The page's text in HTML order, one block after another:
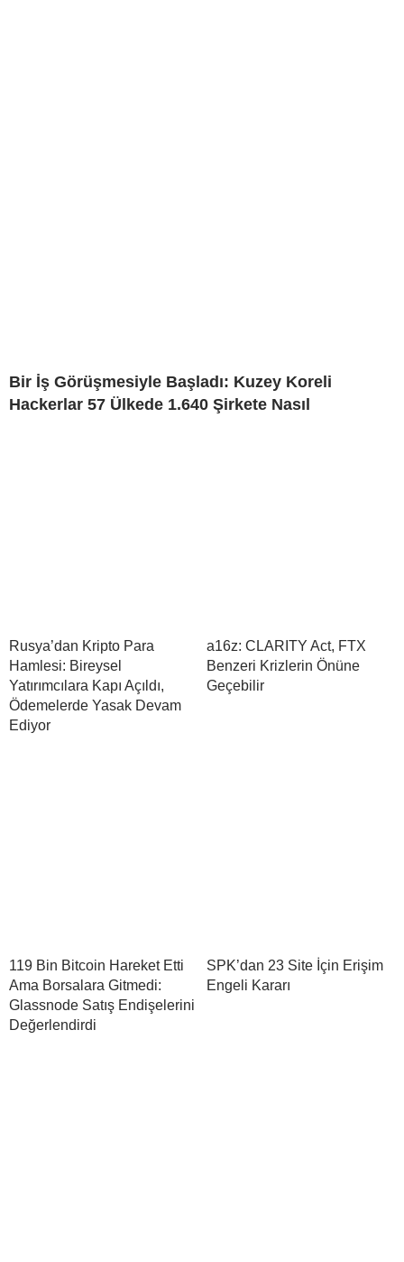
Bir İş Görüşmesiyle Başladı: Kuzey Koreli
Hackerlar 57 Ülkede 1.640 Şirkete Nasıl
Rusya’dan Kripto Para
Hamlesi: Bireysel
Yatırımcılara Kapı Açıldı,
Ödemelerde Yasak Devam
Ediyor
a16z: CLARITY Act, FTX
Benzeri Krizlerin Önüne
Geçebilir
119 Bin Bitcoin Hareket Etti
Ama Borsalara Gitmedi:
Glassnode Satış Endişelerini
Değerlendirdi
SPK’dan 23 Site İçin Erişim
Engeli Kararı